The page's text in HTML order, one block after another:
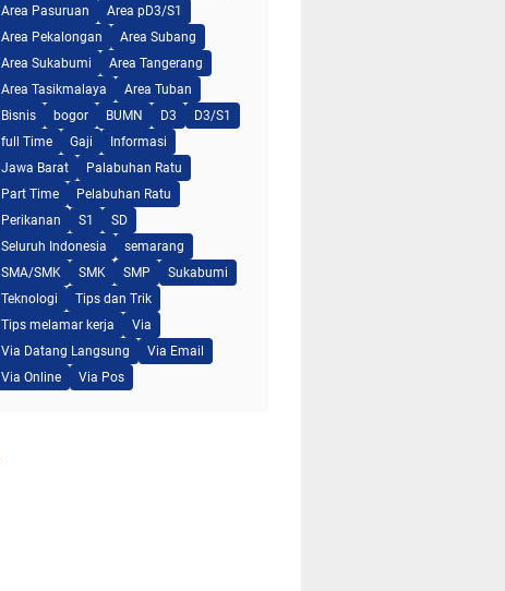
Area Pasuruan
Area pD3/S1
Area Pekalongan
Area Subang
Area Sukabumi
Area Tangerang
Area Tasikmalaya
Area Tuban
Bisnis
bogor BUMN D3
D3/S1
full Time
Gaji
Informasi
Jawa Barat
Palabuhan Ratu
Part Time
Pelabuhan Ratu
Perikanan
S1
SD
Seluruh Indonesia
semarang
SMA/SMK
SMK SMP
Sukabumi
Teknologi
Tips dan Trik
Tips melamar kerja
Via
Via Datang Langsung
Via Email
Via Online
Via Pos